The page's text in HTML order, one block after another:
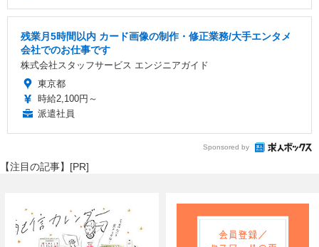
残業月5時間以内 カード画像の制作・修正業務/大手エンタメ
会社でのお仕事です
株式会社スタッフサービス エンジニアガイド
東京都
時給2,100円～
派遣社員
Sponsored by
【注目の記事】[PR]